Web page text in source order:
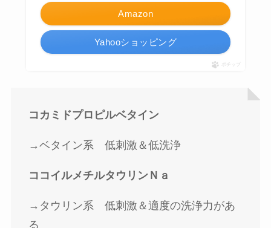
Amazon
Yahooショッピング
ポチップ
コカミドプロピルベタイン
→ベタイン系 低刺激＆低洗浄
ココイルメチルタウリンＮａ
→タウリン系 低刺激＆適度の洗浄力があ
る